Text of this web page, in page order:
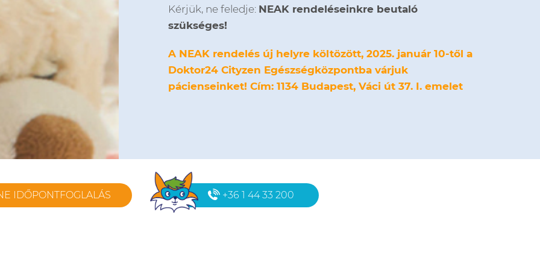
Kérjük, ne feledje: NEAK rendeléseinkre beutaló
szükséges!
A NEAK rendelés új helyre költözött, 2025. január 10-től a
Doktor24 Cityzen Egészségközpontba várjuk
pácienseinket! Cím: 1134 Budapest, Váci út 37. I. emelet
IDŐPONTFOGLALÁS +36 1 44 33 200